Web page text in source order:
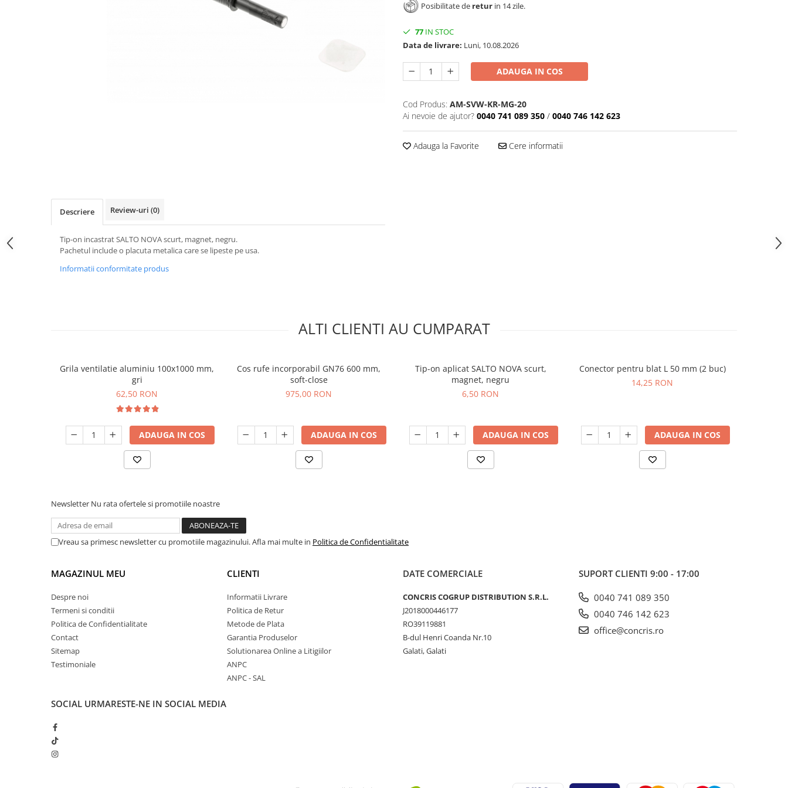
Posibilitate de retur in 14 zile.
77 IN STOC
Data de livrare: Luni, 10.08.2026
ADAUGA IN COS
Cod Produs: AM-SVW-KR-MG-20
Ai nevoie de ajutor? 0040 741 089 350 / 0040 746 142 623
Adauga la Favorite Cere informatii
Descriere Review-uri (0)
Tip-on incastrat SALTO NOVA scurt, magnet, negru.
Pachetul include o placuta metalica care se lipeste pe usa.
Informatii conformitate produs
ALTI CLIENTI AU CUMPARAT
Grila ventilatie aluminiu 100x1000 mm,
gri
62,50 RON
ADAUGA IN COS
Cos rufe incorporabil GN76 600 mm,
soft-close
975,00 RON
ADAUGA IN COS
Tip-on aplicat SALTO NOVA scurt,
magnet, negru
6,50 RON
ADAUGA IN COS
Conector pentru blat L 50 mm (2 buc)
14,25 RON
ADAUGA IN COS
Newsletter Nu rata ofertele si promotiile noastre
Vreau sa primesc newsletter cu promotiile magazinului. Afla mai multe in Politica de Confidentialitate
MAGAZINUL MEU
Despre noi
Termeni si conditii
Politica de Confidentialitate
Contact
Sitemap
Testimoniale
CLIENTI
Informatii Livrare
Politica de Retur
Metode de Plata
Garantia Produselor
Solutionarea Online a Litigiilor
ANPC
ANPC - SAL
DATE COMERCIALE
CONCRIS COGRUP DISTRIBUTION S.R.L.
J2018000446177
RO39119881
B-dul Henri Coanda Nr.10
Galati, Galati
SUPORT CLIENTI 9:00 - 17:00
0040 741 089 350
0040 746 142 623
office@concris.ro
SOCIAL URMARESTE-NE IN SOCIAL MEDIA